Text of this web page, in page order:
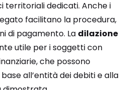
territoriali dedicati. Anche i
facilitano la procedura,
di pagamento. La dilazione
utile per i soggetti con
che possono
all’entità dei debiti e alla